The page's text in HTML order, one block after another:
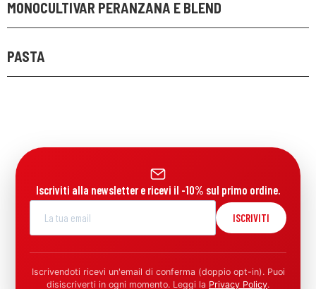
MONOCULTIVAR PERANZANA E BLEND
PASTA
Iscriviti alla newsletter e ricevi il -10% sul primo ordine.
ISCRIVITI
Iscrivendoti ricevi un'email di conferma (doppio opt-in). Puoi
disiscriverti in ogni momento. Leggi la Privacy Policy.